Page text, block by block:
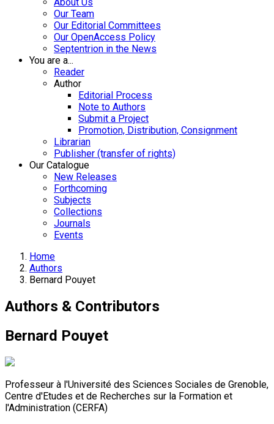
Our Team
Our Editorial Committees
Our OpenAccess Policy
Septentrion in the News
You are a...
Reader
Author
Editorial Process
Note to Authors
Submit a Project
Promotion, Distribution, Consignment
Librarian
Publisher (transfer of rights)
Our Catalogue
New Releases
Forthcoming
Subjects
Collections
Journals
Events
Home
Authors
Bernard Pouyet
Authors & Contributors
Bernard Pouyet
Professeur à l'Université des Sciences Sociales de Grenoble,
Centre d'Etudes et de Recherches sur la Formation et
l'Administration (CERFA)